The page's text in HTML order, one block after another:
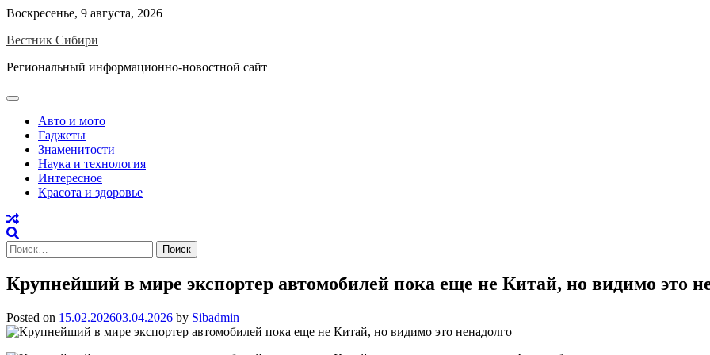
Skip
content
Воскресенье, 9 августа, 2026
Вестник Сибири
Региональный информационно-новостной сайт
Авто и мото
Гаджеты
Знаменитости
Наука и технология
Интересное
Красота и здоровье
Найти:
Крупнейший в мире экспортер автомобилей пока еще не Китай, но видимо это
Posted on 15.02.202603.04.2026 by Sibadmin